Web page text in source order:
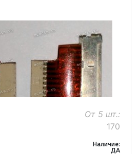
От 5 шт.:
170
Наличие:
ДА